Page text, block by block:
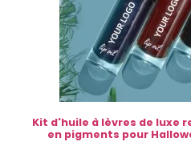
Kit d'huile à lèvres de luxe
en pigments pour